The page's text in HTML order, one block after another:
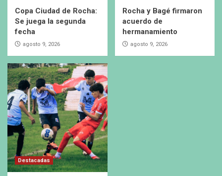
Copa Ciudad de Rocha:
Se juega la segunda
fecha
agosto 9, 2026
Rocha y Bagé firmaron
acuerdo de
hermanamiento
agosto 9, 2026
Destacadas